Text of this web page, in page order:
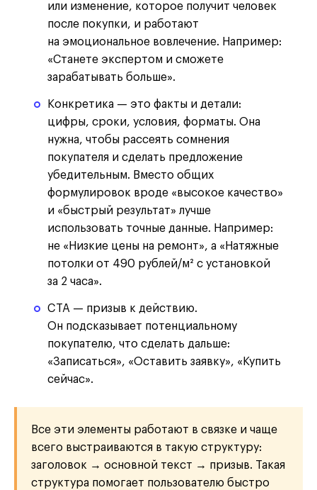
или изменение, которое получит человек
после покупки, и работают
на эмоциональное вовлечение. Например:
«Станете экспертом и сможете
зарабатывать больше».
Конкретика — это факты и детали:
цифры, сроки, условия, форматы. Она
нужна, чтобы рассеять сомнения
покупателя и сделать предложение
убедительным. Вместо общих
формулировок вроде «высокое качество»
и «быстрый результат» лучше
использовать точные данные. Например:
не «Низкие цены на ремонт», а «Натяжные
потолки от 490 рублей/м² с установкой
за 2 часа».
CTA — призыв к действию.
Он подсказывает потенциальному
покупателю, что сделать дальше:
«Записаться», «Оставить заявку», «Купить
сейчас».
Все эти элементы работают в связке и чаще
всего выстраиваются в такую структуру:
заголовок → основной текст → призыв. Такая
структура помогает пользователю быстро